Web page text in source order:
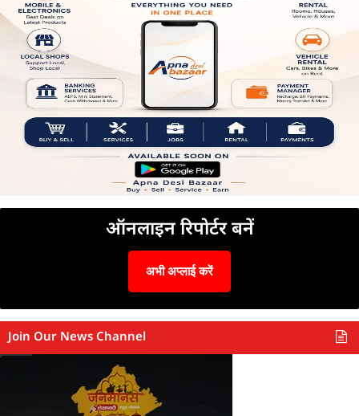
ऑनलाइन रिपोर्टर बनें
अभी अप्लाई करें
Join Our News Channel